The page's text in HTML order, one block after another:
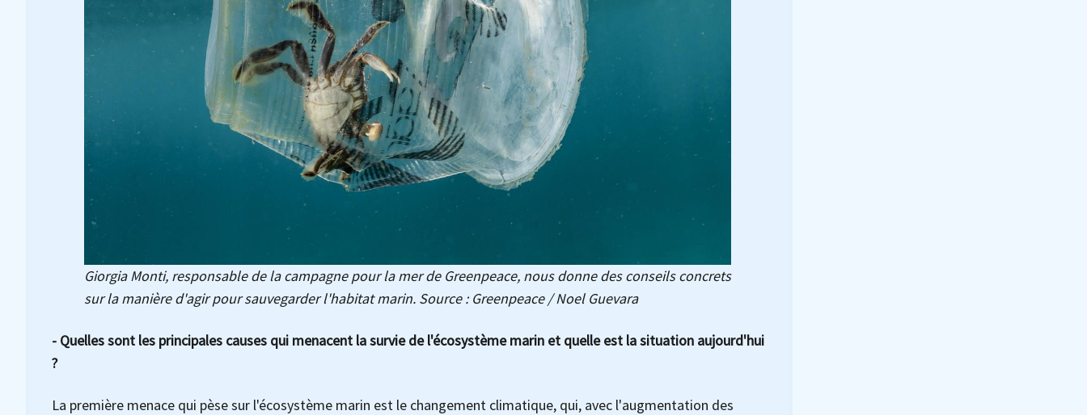
Giorgia Monti, responsable de la campagne pour la mer de Greenpeace, nous donne des conseils concrets
sur la manière d'agir pour sauvegarder l'habitat marin. Source : Greenpeace / Noel Guevara
- Quelles sont les principales causes qui menacent la survie de l'écosystème marin et quelle est la situation aujourd'hui
?
La première menace qui pèse sur l'écosystème marin est le changement climatique, qui, avec l'augmentation des